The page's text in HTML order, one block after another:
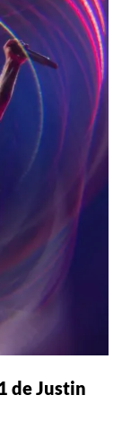
de Justin